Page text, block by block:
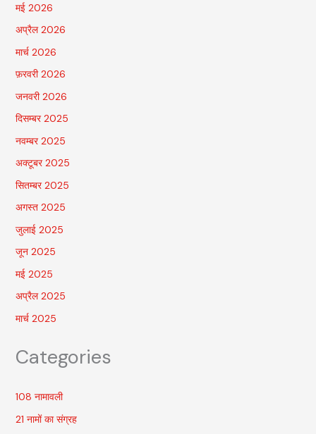
मई 2026
अप्रैल 2026
मार्च 2026
फ़रवरी 2026
जनवरी 2026
दिसम्बर 2025
नवम्बर 2025
अक्टूबर 2025
सितम्बर 2025
अगस्त 2025
जुलाई 2025
जून 2025
मई 2025
अप्रैल 2025
मार्च 2025
Categories
108 नामावली
21 नामों का संग्रह